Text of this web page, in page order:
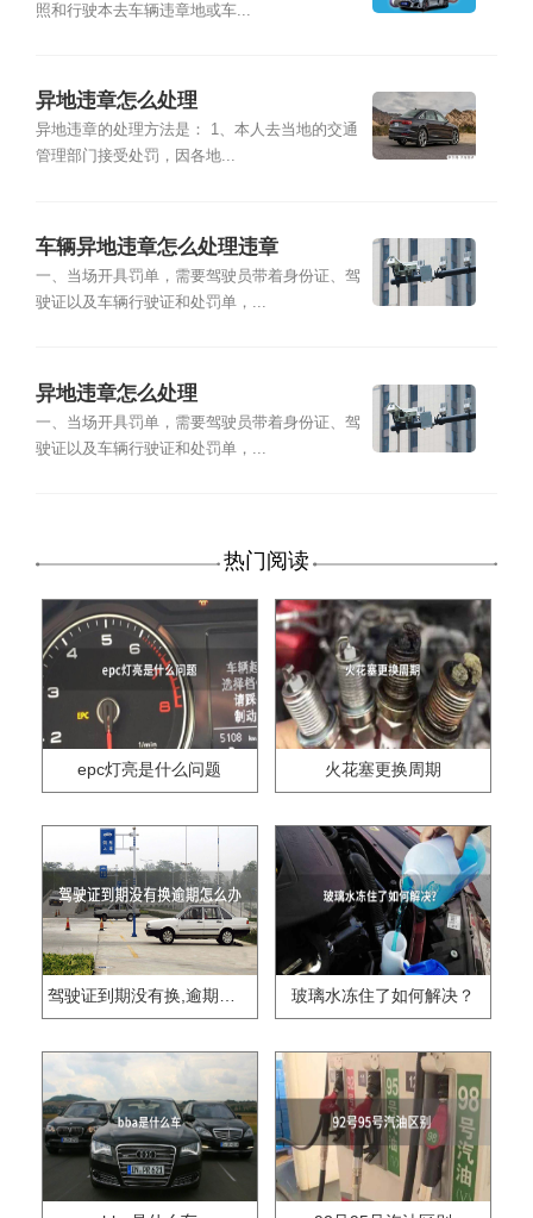
照和行驶本去车辆违章地或车...
异地违章怎么处理
异地违章的处理方法是： 1、本人去当地的交通
管理部门接受处罚，因各地...
车辆异地违章怎么处理违章
一、当场开具罚单，需要驾驶员带着身份证、驾
驶证以及车辆行驶证和处罚单，...
异地违章怎么处理
一、当场开具罚单，需要驾驶员带着身份证、驾
驶证以及车辆行驶证和处罚单，...
热门阅读
epc灯亮是什么问题 火花塞更换周期
驾驶证到期没有换,逾期怎么办?? 玻璃水冻住了如何解决？